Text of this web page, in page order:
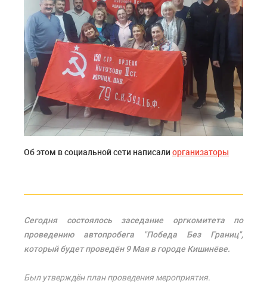
Об этом в социальной сети написалиорганизаторы
Сегодня состоялось заседание оргкомитета по
проведению автопробега "Победа Без Границ",
который будет проведён 9 Мая в городе Кишинёве.
Был утверждён план проведения мероприятия.